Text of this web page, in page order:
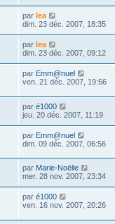
par lea
dim. 23 déc. 2007, 18:35
par lea
dim. 23 déc. 2007, 09:12
par Emm@nuel
ven. 21 déc. 2007, 19:56
par é1000
jeu. 20 déc. 2007, 11:19
par Emm@nuel
dim. 09 déc. 2007, 06:56
par Marie-Noëlle
mer. 28 nov. 2007, 23:34
par é1000
ven. 16 nov. 2007, 20:26